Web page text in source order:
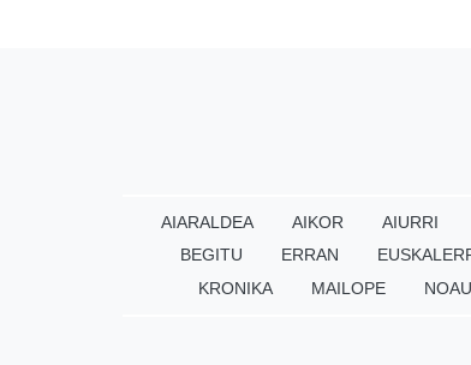
AIARALDEA AIKOR AIURRI
BEGITU
ERRAN
KRONIKA
MAILOPE